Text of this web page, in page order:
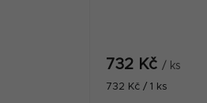
732 Kč / ks
Měrná
732 Kč / 1 ks